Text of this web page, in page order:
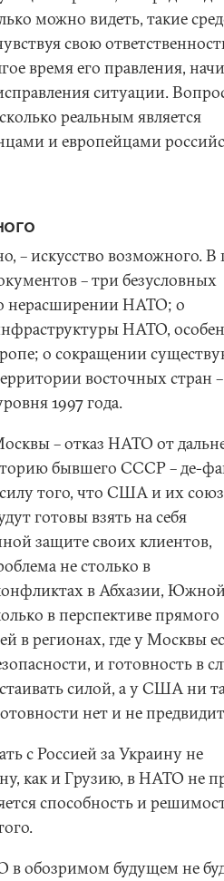
можно видеть, такие
свою
время его правления,
ситуации.
реальным является
и европейцами
– искусство возможного. В
– три безусловных
нерасширении НАТО; о
НАТО,
о сокращении
восточных стран –
1997 года.
– отказ НАТО от
бывшего СССР – де-
силу того, что США и их
готовы взять на себя
защите своих клиентов,
не столько в
в Абхазии,
в перспективе прямого
в регионах, где у Москвы
и готовность в
силой, а у США ни
нет и не
с Россией за Украину не
как и Грузию, в НАТО не
способность и
обозримом будущем не